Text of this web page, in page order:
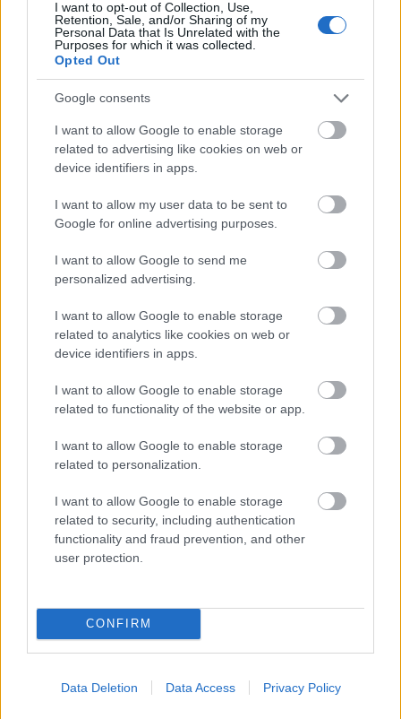
I want to opt-out of Collection, Use,
Retention, Sale, and/or Sharing of my
Personal Data that Is Unrelated with the
Purposes for which it was collected.
Opted Out
Google consents
I want to allow Google to enable storage
related to advertising like cookies on web or
device identifiers in apps.
I want to allow my user data to be sent to
Google for online advertising purposes.
I want to allow Google to send me
personalized advertising.
I want to allow Google to enable storage
related to analytics like cookies on web or
device identifiers in apps.
I want to allow Google to enable storage
related to functionality of the website or app.
I want to allow Google to enable storage
related to personalization.
I want to allow Google to enable storage
related to security, including authentication
functionality and fraud prevention, and other
user protection.
CONFIRM
Data Deletion Data Access Privacy Policy
A hozzászóláshoz be kell lépned!
VAGY
GregJazz
Plusz két ráadás:
Újabb világhírű jazz-zenész a Budapest Jazz
Clubban!
Jim Mullen & The Cseke Gábor Trio – március 12.
csütörtök
Jim Mullen & The Balázs József Trio – március 13.
péntek
Kolbasz
17 éve
Pup. Ami alatt beszakad az asztal.